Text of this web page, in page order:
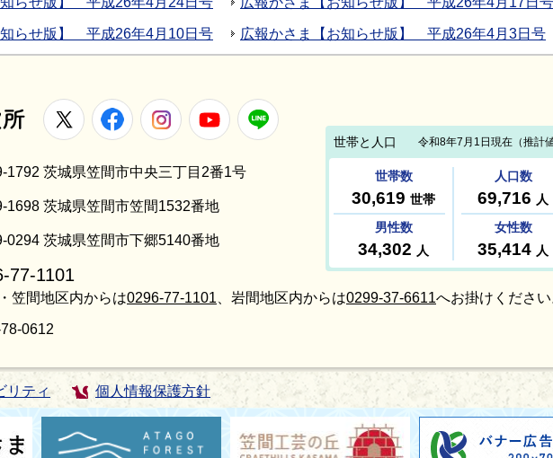
知らせ版】 平成26年4月10日号 広報かさま【お知らせ版】 平成26年4月3日号
笠間市役所
X FacebookInstagramYoutube
1792 茨城県笠間市中央三丁目2番1号
1698 茨城県笠間市笠間1532番地
0294 茨城県笠間市下郷5140番地
77-1101
笠間地区内からは0296-77-1101 、岩間地区内からは0299-37-6611へお掛けくださ
0612
リティ 個人情報保護方針